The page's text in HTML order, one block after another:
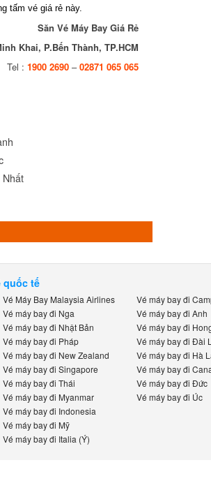
tấm vé giá rẻ này.
Săn Vé Máy Bay Giá Rẻ
Khai, P.Bến Thành, TP.HCM
Tel : 1900 2690–02871 065 065
quốc tế
Vé Máy Bay Malaysia Airlines
Vé máy bay đi Nga
Vé máy bay đi Nhật Bản
Vé máy bay đi Pháp
Vé máy bay đi New Zealand
Vé máy bay đi Singapore
Vé máy bay đi Thái
Vé máy bay đi Myanmar
Vé máy bay đi Indonesia
Vé máy bay đi Mỹ
Vé máy bay đi Italia (Ý)
Vé máy bay đi
Vé máy bay đi Anh
Vé máy bay đi
Vé máy bay đi Đài
Vé máy bay đi Hà
Vé máy bay đi
Vé máy bay đi Đức
Vé máy bay đi Úc